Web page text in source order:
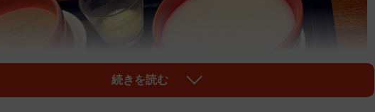
続きを読む